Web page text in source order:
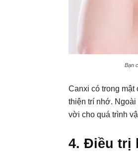
Bạn
Canxi có trong mật
thiện trí nhớ. Ngoài
vời cho quá trình
4. Điều trị